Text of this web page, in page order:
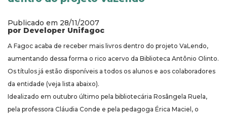
Publicado em 28/11/2007
por Developer Unifagoc
A Fagoc acaba de receber mais livros dentro do projeto VaLendo,
aumentando dessa forma o rico acervo da Biblioteca Antônio Olinto.
Os títulos já estão disponíveis a todos os alunos e aos colaboradores
da entidade (veja lista abaixo).
Idealizado em outubro último pela bibliotecária Rosângela Ruela,
pela professora Cláudia Conde e pela pedagoga Érica Maciel, o